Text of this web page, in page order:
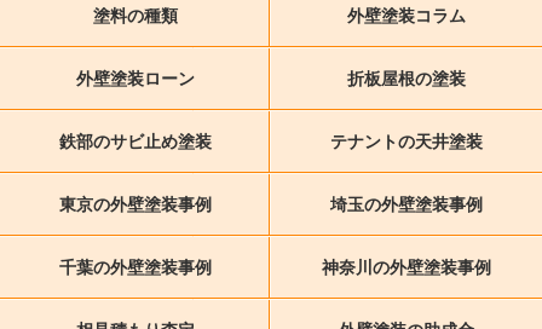
塗料の種類 外壁塗装コラム
外壁塗装ローン 折板屋根の塗装
鉄部のサビ止め塗装 テナントの天井塗装
東京の外壁塗装事例 埼玉の外壁塗装事例
千葉の外壁塗装事例 神奈川の外壁塗装事例